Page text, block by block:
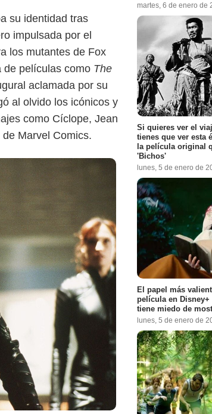
su identidad tras
impulsada por el
los mutantes de Fox
de películas como The
aclamada por su
al olvido los icónicos y
como Cíclope, Jean
Marvel Comics.
martes, 6 de enero de
Si quieres ver el
tienes que ver esta
la película original
'Bichos'
lunes, 5 de enero de
El papel más
película en
tiene miedo de
lunes, 5 de enero de